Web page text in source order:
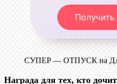
СУПЕР — ОТПУСК на
Награда для тех, кто